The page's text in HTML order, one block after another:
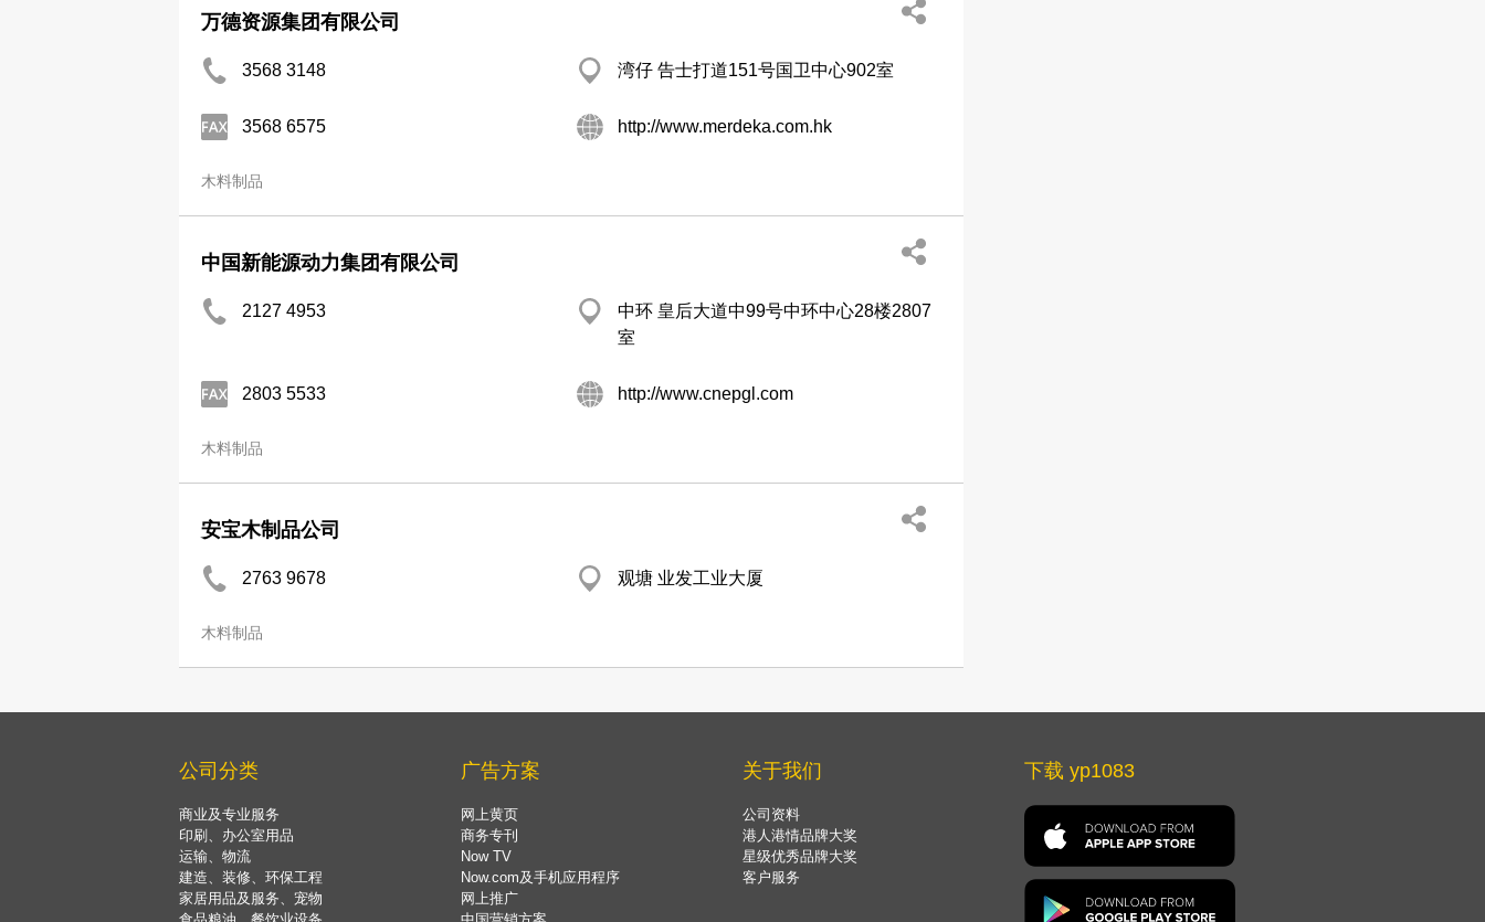
万德资源集团有限公司
3568 3148 湾仔 告士打道151号国卫中心902室
3568 6575 http://www.merdeka.com.hk
木料制品
中国新能源动力集团有限公司
2127 4953
中环 皇后大道中99号中环中心28楼2807
室
2803 5533 http://www.cnepgl.com
木料制品
安宝木制品公司
2763 9678 观塘 业发工业大厦
木料制品
公司分类
商业及专业服务
印刷、办公室用品
运输、物流
建造、装修、环保工程
家居用品及服务、宠物
广告方案
网上黄页
商务专刊
Now TV
Now.com及手机应用程序
网上推广
关于我们
公司资料
港人港情品牌大奖
星级优秀品牌大奖
客户服务
下载 yp1083